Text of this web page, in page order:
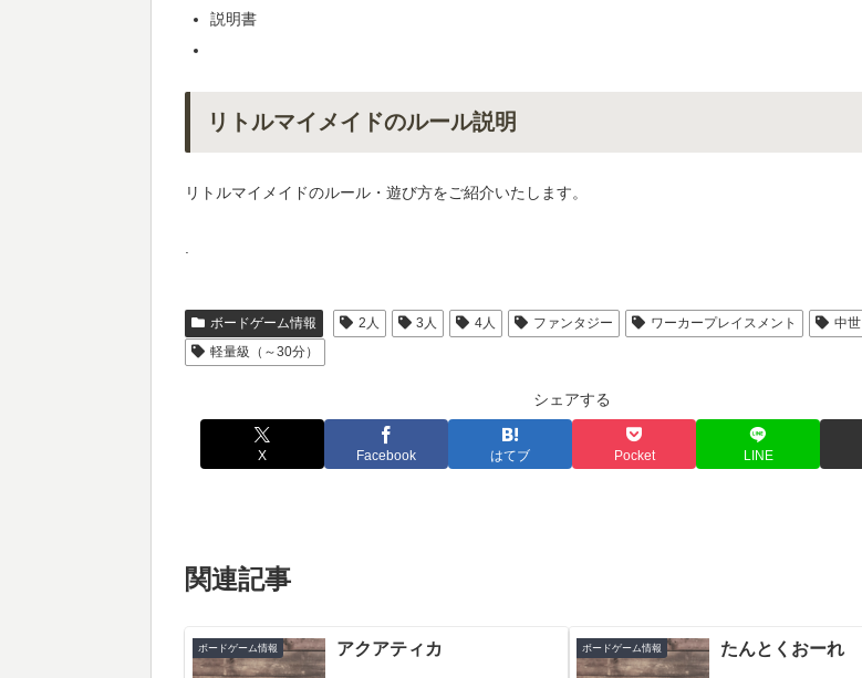
説明書
リトルマイメイドのルール説明
リトルマイメイドのルール・遊び方をご紹介いたします。
.
ボードゲーム情報 2人 3人 4人 ファンタジー ワーカープレイスメント
中世
軽量級（～30分）
シェアする
X Facebook はてブ Pocket LINE
関連記事
ボードゲーム情報 アクアティカ ボードゲーム情報 たんとくおーれ